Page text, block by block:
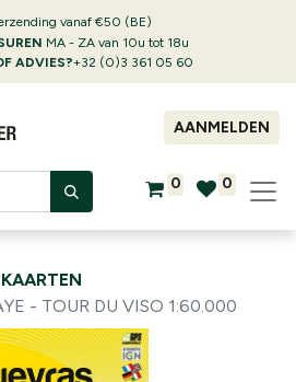
vanaf €50 (BE)
MA - ZA van 10u tot 18u
ADVIES?+32 (0)3 361 05 60
AANMELDEN
0 0
KAARTEN
- TOUR DU VISO 1:60.000